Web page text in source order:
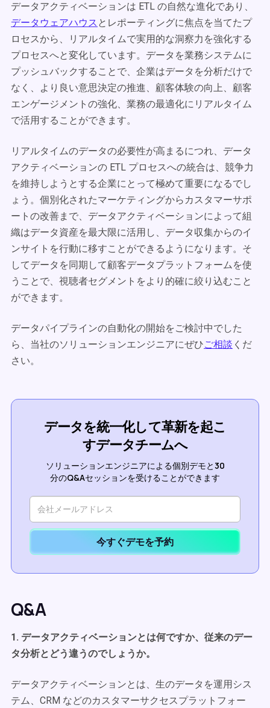
データアクティベーションは ETL の自然な進化であり、
データウェアハウス とレポーティングに焦点を当てたプ
ロセスから、リアルタイムで実用的な洞察力を強化する
プロセスへと変化しています。データを業務システムに
プッシュバックすることで、企業はデータを分析だけで
なく、より良い意思決定の推進、顧客体験の向上、顧客
エンゲージメントの強化、業務の最適化にリアルタイム
で活用することができます。
リアルタイムのデータの必要性が高まるにつれ、データ
アクティベーションの ETL プロセスへの統合は、競争力
を維持しようとする企業にとって極めて重要になるでし
ょう。個別化されたマーケティングからカスタマーサポ
ートの改善まで、データアクティベーションによって組
織はデータ資産を最大限に活用し、データ収集からのイ
ンサイトを行動に移すことができるようになります。そ
してデータを同期して顧客データプラットフォームを使
うことで、視聴者セグメントをより的確に絞り込むこと
ができます。
データパイプラインの自動化の開始をご検討中でした
ら、当社のソリューションエンジニアにぜひご相談 くだ
さい。
データを統一化して革新を起こ
すデータチームへ
ソリューションエンジニアによる個別デモと30
分のQ&Aセッションを受けることができます
今すぐデモを予約
Q&A
1. データアクティベーションとは何ですか、従来のデー
タ分析とどう違うのでしょうか。
データアクティベーションとは、生のデータを運用シス
テム、CRM などのカスタマーサクセスプラットフォー